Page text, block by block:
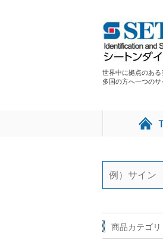
世界中に拠点のあ
多国の方へ一つのサ
商品カテゴリ